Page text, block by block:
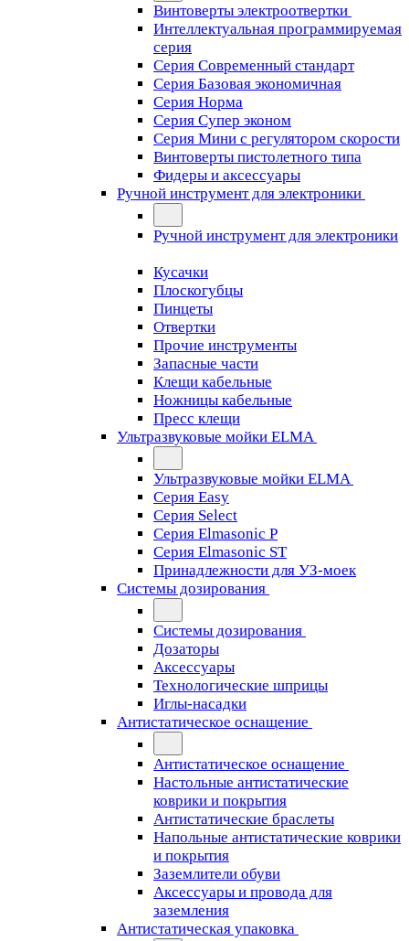
Винтоверты электроотвертки
Интеллектуальная программируемая
серия
Серия Современный стандарт
Серия Базовая экономичная
Серия Норма
Серия Cупер эконом
Серия Мини с регулятором скорости
Винтоверты пистолетного типа
Фидеры и аксессуары
Ручной инструмент для электроники
Ручной инструмент для электроники
Кусачки
Плоскогубцы
Пинцеты
Отвертки
Прочие инструменты
Запасные части
Клещи кабельные
Ножницы кабельные
Пресс клещи
Ультразвуковые мойки ELMA
Ультразвуковые мойки ELMA
Серия Easy
Серия Select
Серия Elmasonic P
Серия Elmasonic ST
Принадлежности для УЗ-моек
Системы дозирования
Системы дозирования
Дозаторы
Аксессуары
Технологические шприцы
Иглы-насадки
Антистатическое оснащение
Антистатическое оснащение
Настольные антистатические
коврики и покрытия
Антистатические браслеты
Напольные антистатические коврики
и покрытия
Заземлители обуви
Аксессуары и провода для
заземления
Антистатическая упаковка